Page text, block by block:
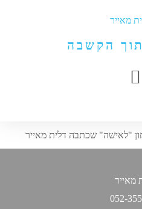
הקשבה
מאייר
052-